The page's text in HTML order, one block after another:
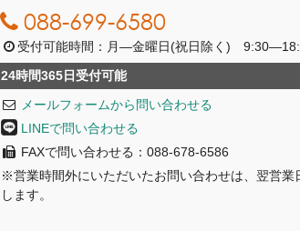
088-699-6580
受付可能時間：月―金曜日(祝日除く)
24時間365日受付可能
メールフォームから問い合わせる
LINEで問い合わせる
FAXで問い合わせる：088-678-6586
※営業時間外にいただいたお問い合わせは、翌営業
します。